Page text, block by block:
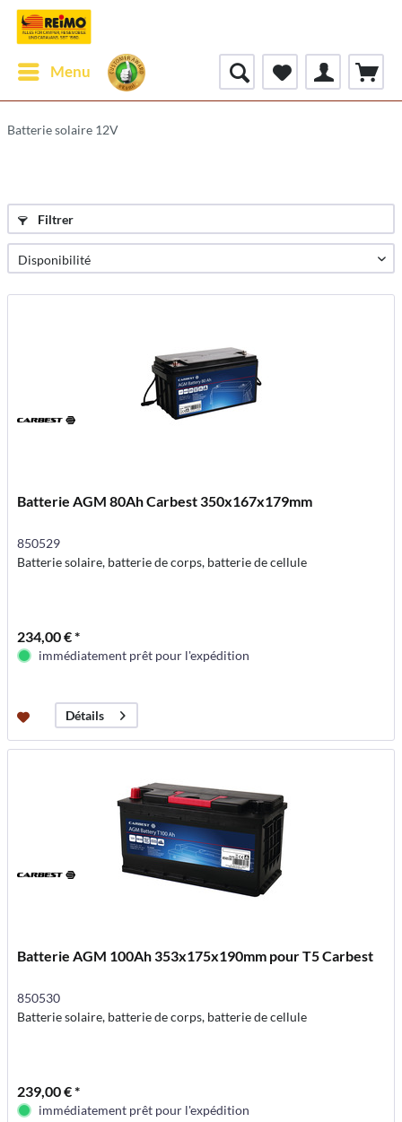
Menu
Batterie solaire 12V
Filtrer
Batterie AGM 80Ah Carbest 350x167x179mm
850529
Batterie solaire, batterie de corps, batterie de cellule
234,00 € *
immédiatement prêt pour l'expédition
Détails
Batterie AGM 100Ah 353x175x190mm pour T5 Carbest
850530
Batterie solaire, batterie de corps, batterie de cellule
239,00 € *
immédiatement prêt pour l'expédition